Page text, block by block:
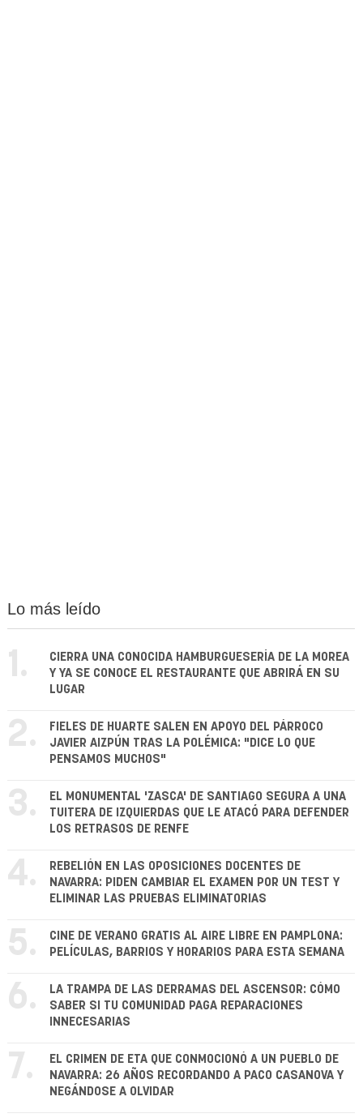
Lo más leído
1.
CIERRA UNA CONOCIDA HAMBURGUESERÍA DE LA MOREA
Y YA SE CONOCE EL RESTAURANTE QUE ABRIRÁ EN SU
LUGAR
2.
FIELES DE HUARTE SALEN EN APOYO DEL PÁRROCO
JAVIER AIZPÚN TRAS LA POLÉMICA: "DICE LO QUE
PENSAMOS MUCHOS"
3.
EL MONUMENTAL 'ZASCA' DE SANTIAGO SEGURA A UNA
TUITERA DE IZQUIERDAS QUE LE ATACÓ PARA DEFENDER
LOS RETRASOS DE RENFE
4.
REBELIÓN EN LAS OPOSICIONES DOCENTES DE
NAVARRA: PIDEN CAMBIAR EL EXAMEN POR UN TEST Y
ELIMINAR LAS PRUEBAS ELIMINATORIAS
5.
CINE DE VERANO GRATIS AL AIRE LIBRE EN PAMPLONA:
PELÍCULAS, BARRIOS Y HORARIOS PARA ESTA SEMANA
6.
LA TRAMPA DE LAS DERRAMAS DEL ASCENSOR: CÓMO
SABER SI TU COMUNIDAD PAGA REPARACIONES
INNECESARIAS
7.
EL CRIMEN DE ETA QUE CONMOCIONÓ A UN PUEBLO DE
NAVARRA: 26 AÑOS RECORDANDO A PACO CASANOVA Y
NEGÁNDOSE A OLVIDAR